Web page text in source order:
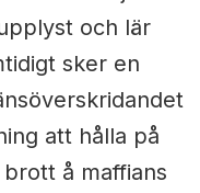
och lär
sker en
att hålla på
å maffians